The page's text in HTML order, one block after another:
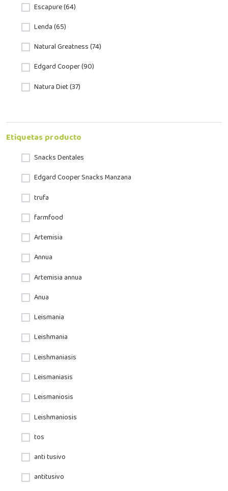
Escapure (64)
Lenda (65)
Natural Greatness (74)
Edgard Cooper (90)
Natura Diet (37)
Etiquetas producto
Snacks Dentales
Edgard Cooper Snacks Manzana
trufa
farmfood
Artemisia
Annua
Artemisia annua
Anua
Leismania
Leishmania
Leishmaniasis
Leismaniasis
Leismaniosis
Leishmaniosis
tos
anti tusivo
antitusivo